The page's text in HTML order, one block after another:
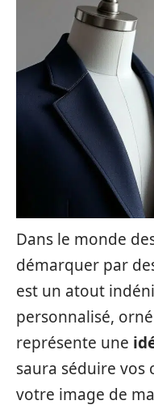
Dans le monde
démarquer par
est un atout
personnalisé, orné
représente une
saura séduire
votre image de